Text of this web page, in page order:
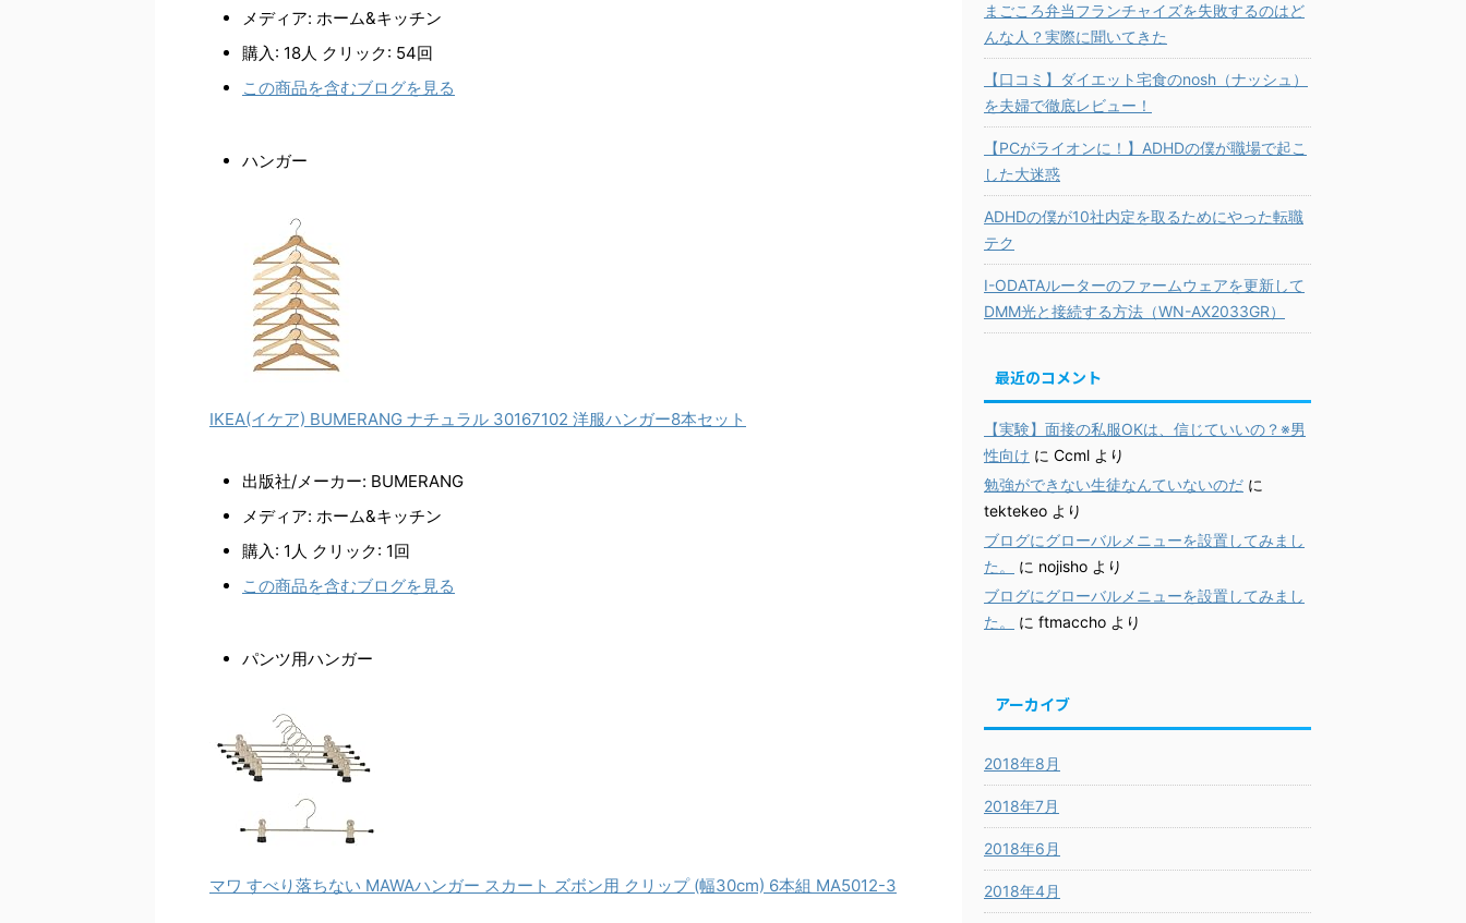
メディア: ホーム&キッチン
購入: 18人 クリック: 54回
この商品を含むブログを見る
ハンガー
IKEA(イケア) BUMERANG ナチュラル 30167102 洋服ハンガー8本セット
出版社/メーカー: BUMERANG
メディア: ホーム&キッチン
購入: 1人 クリック: 1回
この商品を含むブログを見る
パンツ用ハンガー
マワ すべり落ちない MAWAハンガー スカート ズボン用 クリップ (幅30cm) 6本組 MA5012-3
まごころ弁当フランチャイズを失敗するのはど
んな人？実際に聞いてきた
【口コミ】ダイエット宅食のnosh（ナッシュ）
を夫婦で徹底レビュー！
【PCがライオンに！】ADHDの僕が職場で起こ
した大迷惑
ADHDの僕が10社内定を取るためにやった転職
テク
I-ODATAルーターのファームウェアを更新して
DMM光と接続する方法（WN-AX2033GR）
最近のコメント
【実験】面接の私服OKは、信じていいの？※男
性向け に Ccml より
勉強ができない生徒なんていないのだ に
tektekeo より
ブログにグローバルメニューを設置してみまし
た。
に nojisho より
ブログにグローバルメニューを設置してみまし
た。
に ftmaccho より
アーカイブ
2018年8月
2018年7月
2018年6月
2018年4月